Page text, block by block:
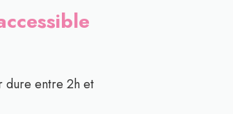
dure entre 2h et